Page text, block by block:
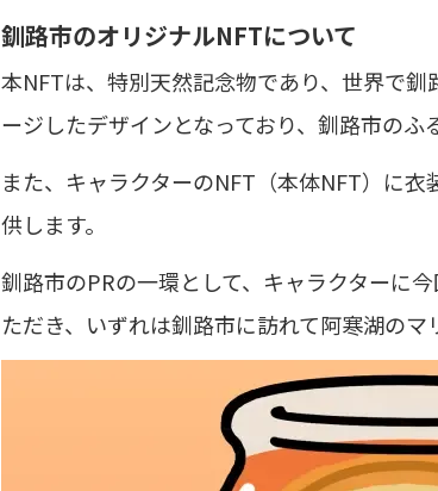
釧路市のオリジナルNFTについて
本NFTは、特別天然記念物であり、世界で
ージしたデザインとなっており、釧路市のふ
また、キャラクターのNFT（本体NFT）に
供します。
釧路市のPRの一環として、キャラクターに
ただき、いずれは釧路市に訪れて阿寒湖の